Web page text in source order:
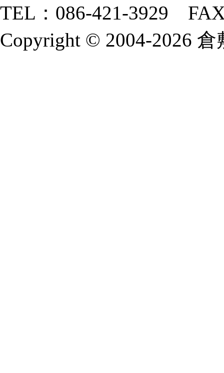
TEL：086-421-3929
Copyright © 2004-2026 倉